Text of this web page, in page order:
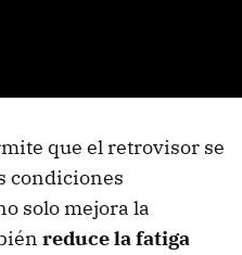
que el retrovisor se
condiciones
solo mejora la
reduce la fatiga